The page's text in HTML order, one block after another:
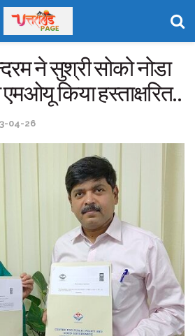
ने सुश्री सोको नोडा
किया हस्ताक्षरित..
04-26